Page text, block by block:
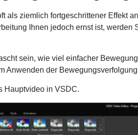
als ziemlich fortgeschrittener Effekt
Ihnen jedoch ernst ist,
sein, wie viel einfacher
Anwenden der
Hauptvideo in VSDC.